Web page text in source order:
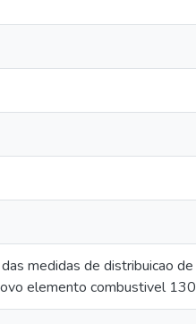
medidas de distribuicao de
elemento combustivel 130